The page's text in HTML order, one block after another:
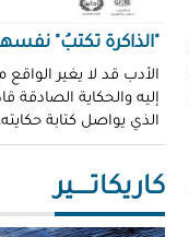
"الذاكرة تكتبُ"
الأدب قد لا يغير الواقع
إليه والحكاية الصادقة
الذي يواصل كتابة
كاريكاتـــــير